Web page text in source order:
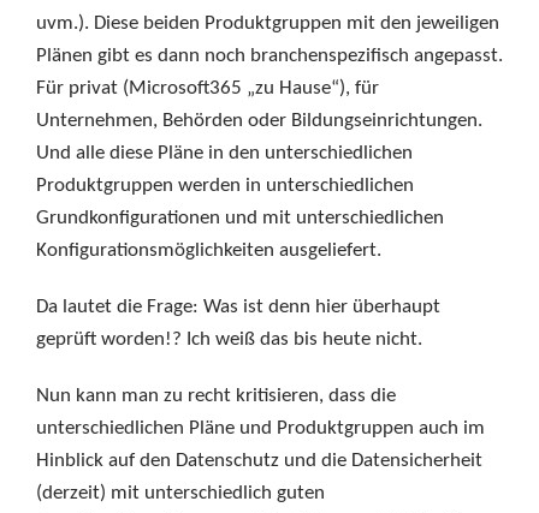
uvm.). Diese beiden Produktgruppen mit den jeweiligen
Plänen gibt es dann noch branchenspezifisch angepasst.
Für privat (Microsoft365 „zu Hause“), für
Unternehmen, Behörden oder Bildungseinrichtungen.
Und alle diese Pläne in den unterschiedlichen
Produktgruppen werden in unterschiedlichen
Grundkonfigurationen und mit unterschiedlichen
Konfigurationsmöglichkeiten ausgeliefert.
Da lautet die Frage: Was ist denn hier überhaupt
geprüft worden!? Ich weiß das bis heute nicht.
Nun kann man zu recht kritisieren, dass die
unterschiedlichen Pläne und Produktgruppen auch im
Hinblick auf den Datenschutz und die Datensicherheit
(derzeit) mit unterschiedlich guten